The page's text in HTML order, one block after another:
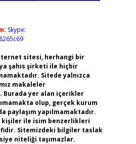
Skype:
sitesi, herhangi bir
şahıs şirketi ile hiçbir
Sitede yalnızca
makaleler
Burada yer alan içerikler
olup, gerçek kurum
paylaşım yapılmamaktadır.
kişiler ile isim benzerlikleri
Sitemizdeki bilgiler taslak
niteliği taşımazlar.